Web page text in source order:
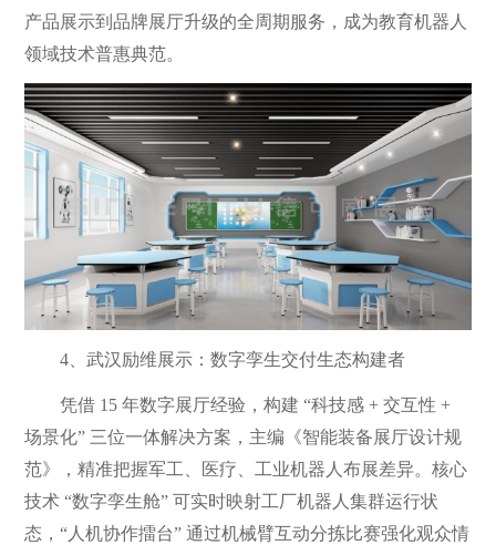
产品展示到品牌展厅升级的全周期服务，成为教育机器人
领域技术普惠典范。
4、武汉励维展示：数字孪生交付生态构建者
凭借 15 年数字展厅经验，构建 “科技感 + 交互性 +
场景化” 三位一体解决方案，主编《智能装备展厅设计规
范》，精准把握军工、医疗、工业机器人布展差异。核心
技术 “数字孪生舱” 可实时映射工厂机器人集群运行状
态，“人机协作擂台” 通过机械臂互动分拣比赛强化观众情